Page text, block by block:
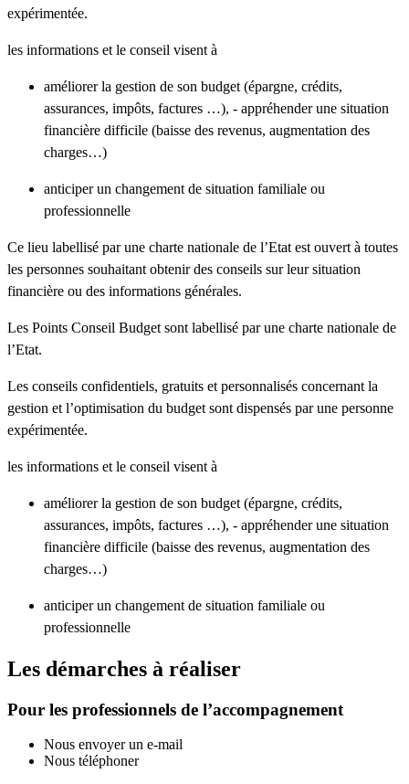
expérimentée.
les informations et le conseil visent à
améliorer la gestion de son budget (épargne, crédits,
assurances, impôts, factures …), - appréhender une situation
financière difficile (baisse des revenus, augmentation des
charges…)
anticiper un changement de situation familiale ou
professionnelle
Ce lieu labellisé par une charte nationale de l’Etat est ouvert à toutes
les personnes souhaitant obtenir des conseils sur leur situation
financière ou des informations générales.
Les Points Conseil Budget sont labellisé par une charte nationale de
l’Etat.
Les conseils confidentiels, gratuits et personnalisés concernant la
gestion et l’optimisation du budget sont dispensés par une personne
expérimentée.
les informations et le conseil visent à
améliorer la gestion de son budget (épargne, crédits,
assurances, impôts, factures …), - appréhender une situation
financière difficile (baisse des revenus, augmentation des
charges…)
anticiper un changement de situation familiale ou
professionnelle
Les démarches à réaliser
Pour les professionnels de l’accompagnement
Nous envoyer un e-mail
Nous téléphoner